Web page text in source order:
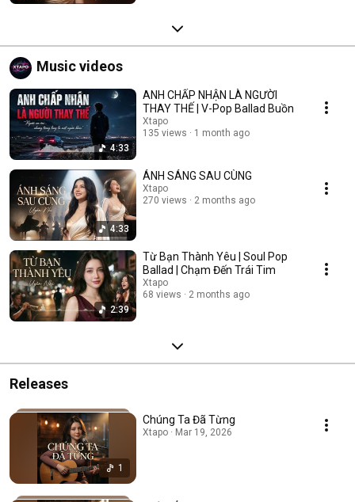
Music videos
4:33
ANH CHẤP NHẬN LÀ NGƯỜI
THAY THẾ | V-Pop Ballad Buồn
Xtapo
135 views
1 month ago
4:33
ÁNH SÁNG SAU CÙNG
Xtapo
270 views
2 months ago
2:39
Từ Bạn Thành Yêu | Soul Pop
Ballad | Chạm Đến Trái Tim
Xtapo
68 views
2 months ago
Releases
1
Chúng Ta Đã Từng
Xtapo · Mar 19, 2026